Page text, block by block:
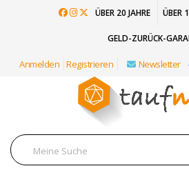
ÜBER 20 JAHRE ÜBER
GELD-ZURÜCK-
Anmelden Registrieren Newsletter